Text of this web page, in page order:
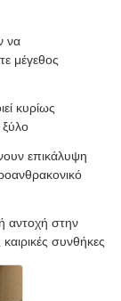
να
μέγεθος
κυρίως
ξύλο
επικάλυψη
αντοχή στην
συνθήκες